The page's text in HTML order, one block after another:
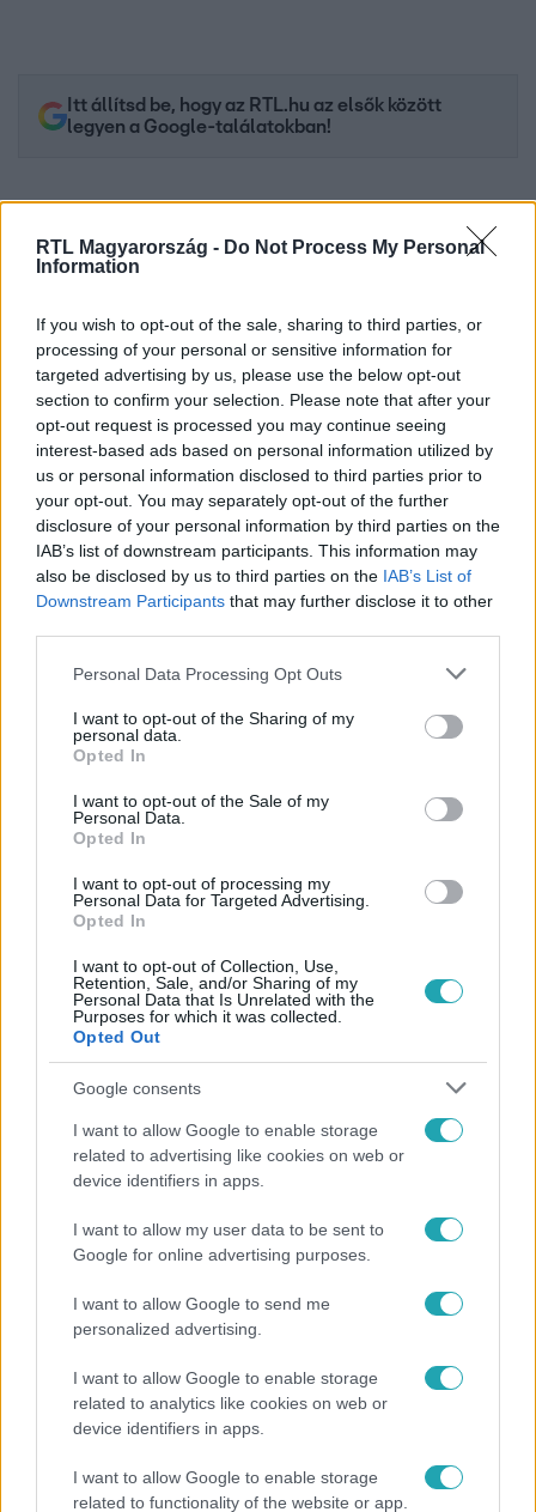
RTL Magyarország - Do Not Process My Personal
Information
If you wish to opt-out of the sale, sharing to third parties, or
processing of your personal or sensitive information for
targeted advertising by us, please use the below opt-out
section to confirm your selection. Please note that after your
opt-out request is processed you may continue seeing
interest-based ads based on personal information utilized by
us or personal information disclosed to third parties prior to
your opt-out. You may separately opt-out of the further
disclosure of your personal information by third parties on the
IAB’s list of downstream participants. This information may
also be disclosed by us to third parties on the IAB’s List of
Downstream Participants that may further disclose it to other
Please note that this website/app uses one or more Google
not limited to your visit or usage behaviour. You may click to
grant or deny consent to Google and its third-party tags to
use your data for below specified purposes in below Google
consent section.
Personal Data Processing Opt Outs
I want to opt-out of the Sharing of my
personal data.
Opted In
I want to opt-out of the Sale of my
Personal Data.
Opted In
I want to opt-out of processing my
Personal Data for Targeted Advertising.
Opted In
I want to opt-out of Collection, Use,
Retention, Sale, and/or Sharing of my
Personal Data that Is Unrelated with the
Purposes for which it was collected.
Opted Out
Google consents
I want to allow Google to enable storage
related to advertising like cookies on web or
device identifiers in apps.
I want to allow my user data to be sent to
Google for online advertising purposes.
I want to allow Google to send me
personalized advertising.
I want to allow Google to enable storage
related to analytics like cookies on web or
device identifiers in apps.
I want to allow Google to enable storage
related to functionality of the website or app.
Itt állítsd be, hogy az RTL.hu az elsők között
legyen a Google-találatokban!
Kövess minket, és értesülj a friss hírekről a
Facebookon is!
Követem
EGÉSZSÉG #DEMENCIA
Népszerű
„Most jobb lenne mással lennem?” – Gallusz Niki
párja kiakadt a kritikák miatt